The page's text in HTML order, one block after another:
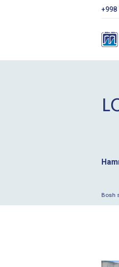
+998
Bosh